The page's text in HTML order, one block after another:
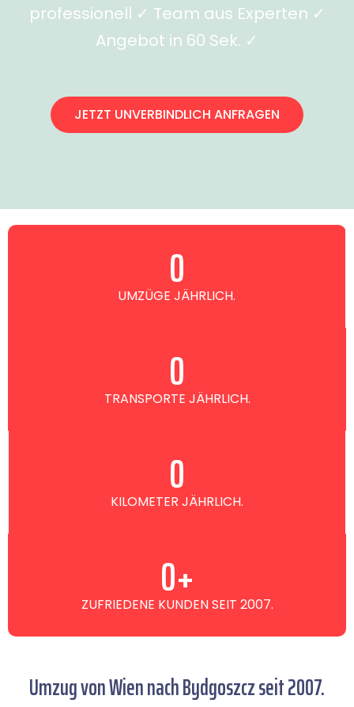
professionell ✓ Team aus Experten ✓
Angebot in 60 Sek. ✓
JETZT UNVERBINDLICH ANFRAGEN
UMZÜGE JÄHRLICH.
0
TRANSPORTE JÄHRLICH.
0
KILOMETER JÄHRLICH.
0
ZUFRIEDENE KUNDEN SEIT 2007.
0+
Umzug von Wien nach Bydgoszcz seit 2007.